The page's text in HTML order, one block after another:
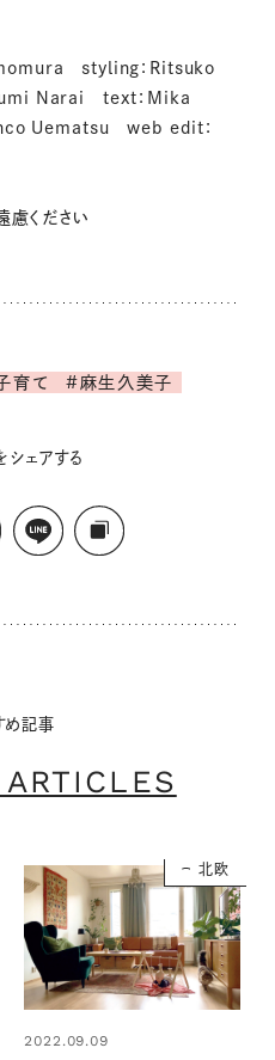
styling：Ritsuko
Narai text：Mika
Uematsu web edit：
ください
育て #麻生久美子
シェアする
め記事
北欧
2022.09.09